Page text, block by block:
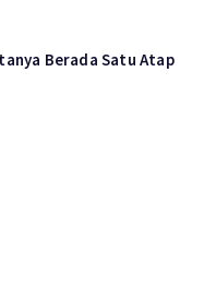
Berada Satu Atap